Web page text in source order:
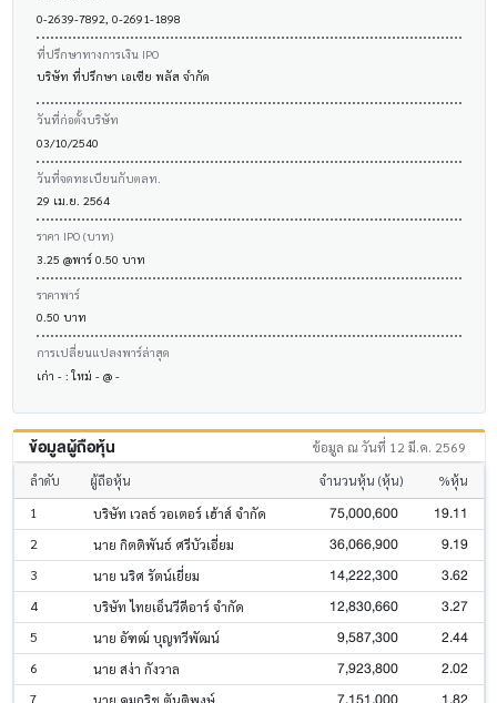
0-2639-7892, 0-2691-1898
ที่ปรึกษาทางการเงิน IPO
บริษัท ที่ปรึกษา เอเซีย พลัส จำกัด
วันที่ก่อตั้งบริษัท
03/10/2540
วันที่จดทะเบียนกับตลท.
29 เม.ย. 2564
ราคา IPO (บาท)
3.25 @พาร์ 0.50 บาท
ราคาพาร์
0.50 บาท
การเปลี่ยนแปลงพาร์ล่าสุด
เก่า - : ใหม่ - @ -
ข้อมูลผู้ถือหุ้น ข้อมูล ณ วันที่ 12 มี.ค. 2569
ลำดับ ผู้ถือหุ้น จำนวนหุ้น (หุ้น) %หุ้น
1 บริษัท เวลธ์ วอเตอร์ เฮ้าส์ จำกัด 75,000,600 19.11
2 นาย กิตติพันธ์ ศรีบัวเอี่ยม 36,066,900 9.19
3 นาย นริศ รัตน์เยี่ยม 14,222,300 3.62
4 บริษัท ไทยเอ็นวีดีอาร์ จำกัด 12,830,660 3.27
5 นาย อัฑฒ์ บุญทวีพัฒน์ 9,587,300 2.44
6 นาย สง่า กังวาล 7,923,800 2.02
7 นาย คมกริช ตันติพงษ์